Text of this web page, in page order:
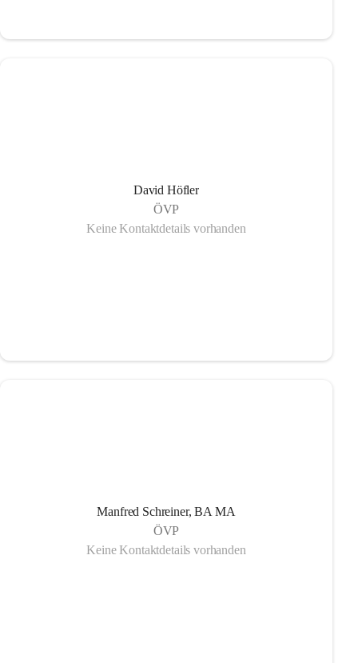
David Höfler
ÖVP
Keine Kontaktdetails vorhanden
Manfred Schreiner, BA MA
ÖVP
Keine Kontaktdetails vorhanden